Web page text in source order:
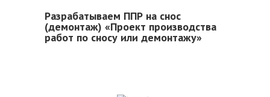
Разрабатываем ППР на снос
(демонтаж) «Проект производства
работ по сносу или демонтажу»